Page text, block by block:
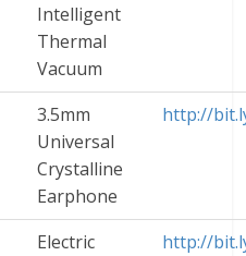
Intelligent
Thermal
Vacuum
3.5mm
Universal
Crystalline
Earphone
http://
Electric
http://